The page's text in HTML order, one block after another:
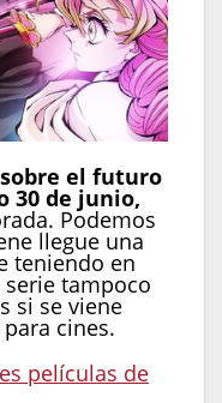
el futuro
30 de junio,
Podemos
llegue una
teniendo en
tampoco
si se viene
cines.
películas de